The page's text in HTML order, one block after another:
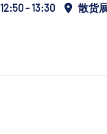
12:50 - 13:30
散货